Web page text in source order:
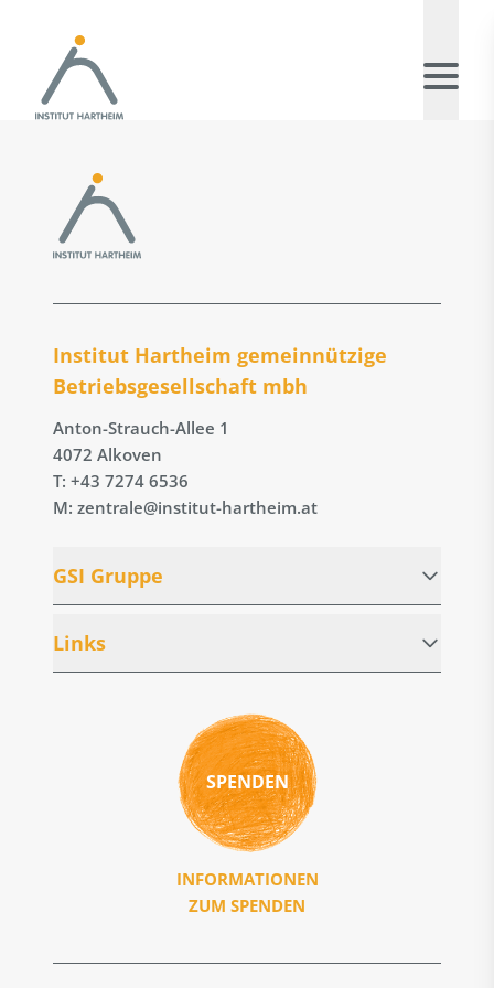
Institut Hartheim gemeinnützige
Betriebs­gesellschaft mbh
Anton-Strauch-Allee 1
4072 Alkoven
T: +43 7274 6536
M: zentrale@institut-hartheim.at
GSI Gruppe
Links
SPENDEN
INFORMATIONEN
ZUM SPENDEN